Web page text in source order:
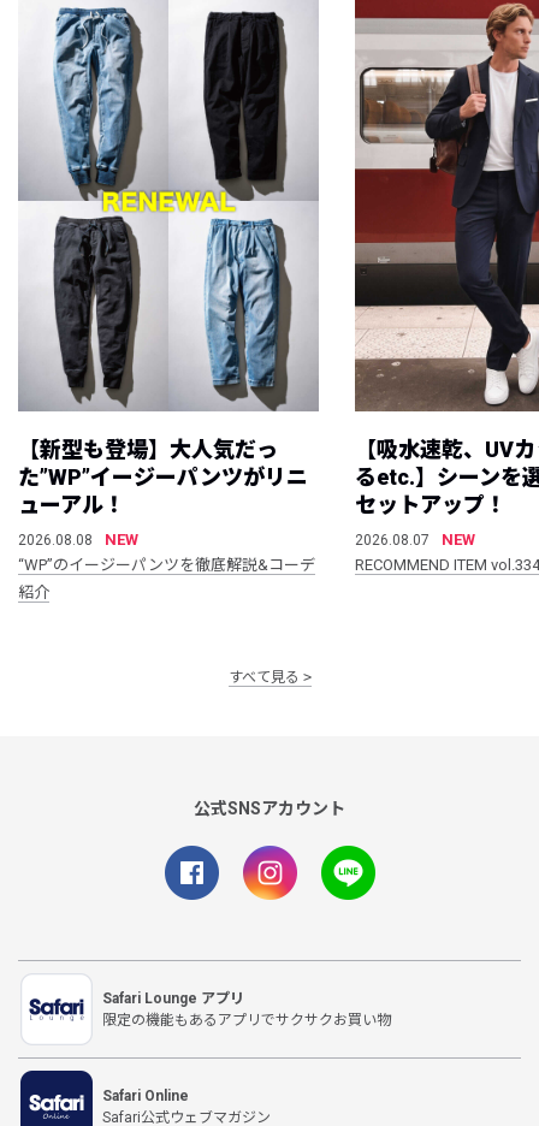
【新型も登場】大人気だっ
た”WP”イージーパンツがリニ
ューアル！
2026.08.08
NEW
“WP”のイージーパンツを徹底解説&コーデ
紹介
【吸水速乾、UV
るetc.】シーンを
セットアップ！
2026.08.07
NEW
RECOMMEND ITEM vol.334
すべて見る
公式SNSアカウント
Safari Lounge アプリ
限定の機能もあるアプリでサクサクお買い物
Safari Online
Safari公式ウェブマガジン